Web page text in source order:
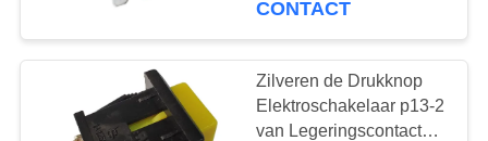
CONTACT
Zilveren de Drukknop
Elektroschakelaar p13-2
van Legeringscontacten